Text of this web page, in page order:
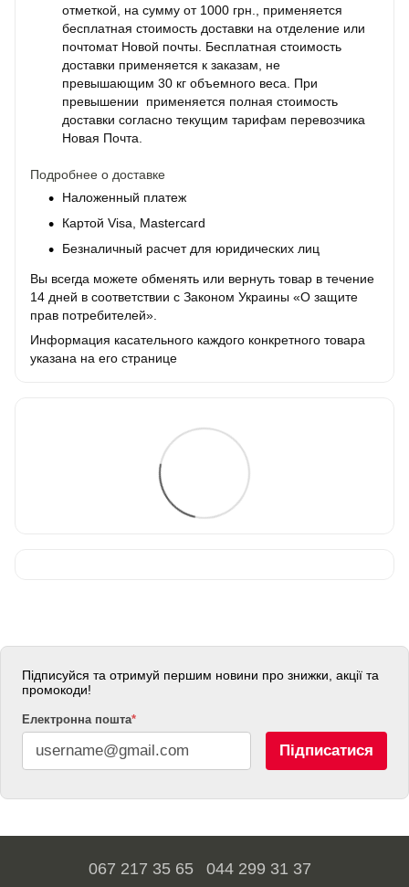
отметкой, на сумму от 1000 грн., применяется
бесплатная стоимость доставки на отделение или
почтомат Новой почты. Бесплатная стоимость
доставки применяется к заказам, не
превышающим 30 кг объемного веса. При
превышении применяется полная стоимость
доставки согласно текущим тарифам перевозчика
Новая Почта.
Подробнее о доставке
Наложенный платеж
Картой Visa, Mastercard
Безналичный расчет для юридических лиц
Вы всегда можете обменять или вернуть товар в течение
14 дней в соответствии с Законом Украины «О защите
прав потребителей».
Информация касательного каждого конкретного товара
указана на его странице
Підписуйся та отримуй першим новини про знижки, акції та
промокоди!
Електронна пошта*
Підписатися
067 217 35 65 044 299 31 37